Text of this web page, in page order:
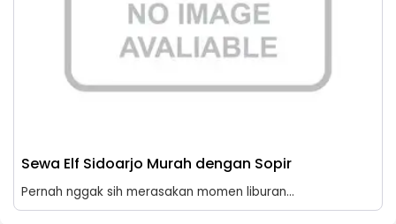
Sewa Elf Sidoarjo Murah dengan Sopir
Pernah nggak sih merasakan momen liburan...